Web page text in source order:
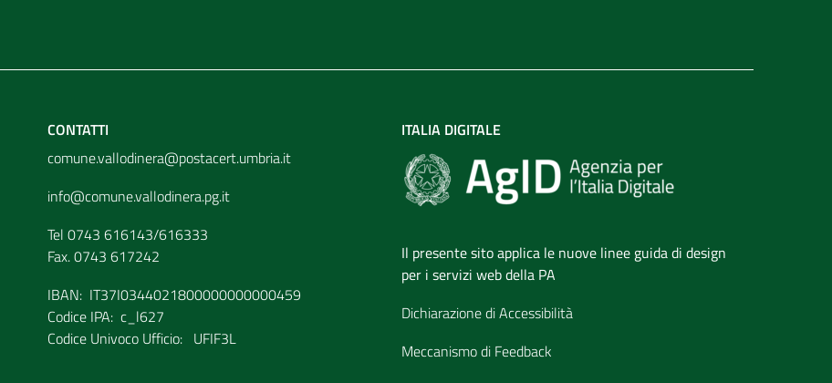
CONTATTI
comune.vallodinera@postacert.umbria.it
info@comune.vallodinera.pg.it
Tel 0743 616143/616333
Fax. 0743 617242
IBAN: IT37I0344021800000000000459
Codice IPA: c_l627
Codice Univoco Ufficio: UFIF3L
ITALIA DIGITALE
Il presente sito applica le nuove linee guida di design
per i servizi web della PA
Dichiarazione di Accessibilità
Meccanismo di Feedback